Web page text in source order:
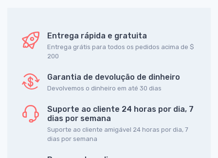
Entrega rápida e gratuita
Entrega grátis para todos os pedidos acima de $
200
Garantia de devolução de dinheiro
Devolvemos o dinheiro em até 30 dias
Suporte ao cliente 24 horas por dia, 7
dias por semana
Suporte ao cliente amigável 24 horas por dia, 7
dias por semana